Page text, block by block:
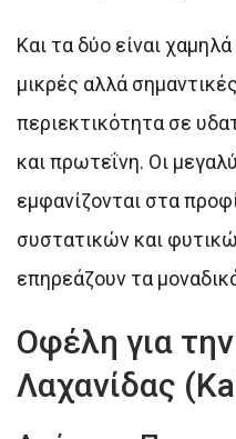
Και τα δύο είναι
μικρές αλλά
περιεκτικότητα σε
και πρωτεΐνη. Οι
εμφανίζονται στα
συστατικών και
επηρεάζουν τα
Οφέλη για
Λαχανίδας